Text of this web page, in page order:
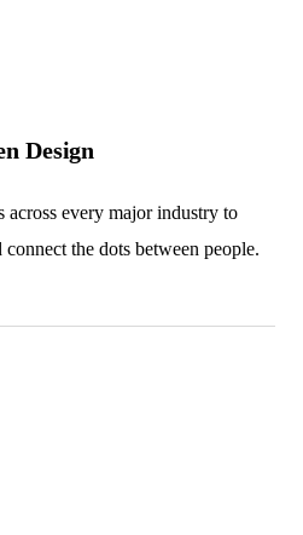
Design
across every major industry to
the dots between people.